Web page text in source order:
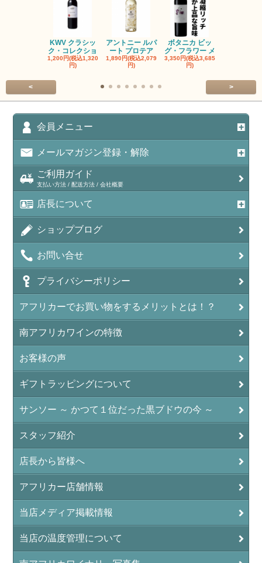
KWV クラシッ
ク・コレクショ
1,200円(税込1,320
円)
アントニー ルパ
ート プロテア
1,890円(税込2,079
円)
ボタニカ ビッ
グ・フラワー メ
3,350円(税込3,685
円)
< >
会員メニュー
メールマガジン登録・解除
ご利用ガイド
支払い方法 / 配送方法 / 会社概要
店長について
ショップブログ
お問い合せ
プライバシーポリシー
アフリカーでお買い物をするメリットとは！？
南アフリカワインの特徴
お客様の声
ギフトラッピングについて
サンソー ～ かつて１位だった黒ブドウの今 ～
スタッフ紹介
店長から皆様へ
アフリカー店舗情報
当店メディア掲載情報
当店の温度管理について